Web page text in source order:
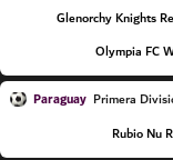
Glenorchy Knights
Olympia FC
Paraguay Primera
Rubio Nu